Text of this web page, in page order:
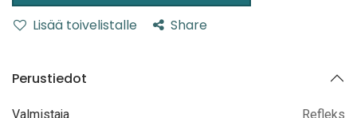
Lisää toivelistalle Share
Perustiedot
Valmistaja Refleks